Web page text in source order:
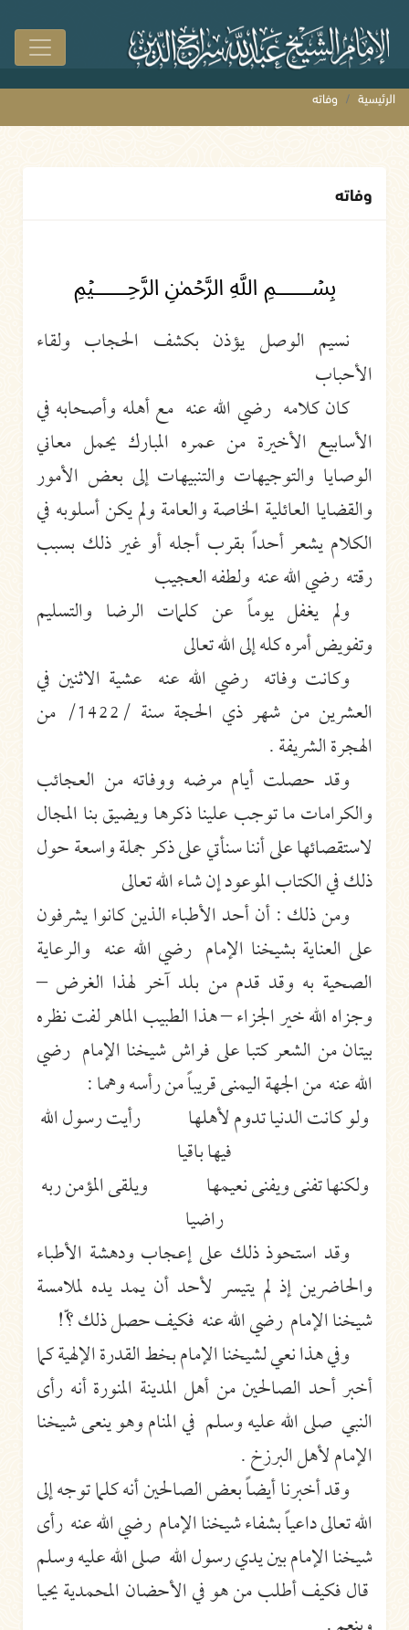
الرئيسية وفاته
وفاته
﷽
نسيم الوصل يؤذن بكشف الحجاب ولقاء
الأحباب
كان كلامه رضي الله عنه مع أهله وأصحابه في
الأسابيع الأخيرة من عمره المبارك يحمل معاني
الوصايا والتوجيهات والتنبيهات إلى بعض الأمور
والقضايا العائلية الخاصة والعامة ولم يكن أسلوبه في
الكلام يشعر أحداً بقرب أجله أو غير ذلك بسبب
رقته رضي الله عنه ولطفه العجيب
ولم يغفل يوماً عن كلمات الرضا والتسليم
وتفويض أمره كله إلى الله تعالى
وكانت وفاته رضي الله عنه عشية الاثنين في
العشرين من شهر ذي الحجة سنة /1422/ من
الهجرة الشريفة .
وقد حصلت أيام مرضه ووفاته من العجائب
والكرامات ما توجب علينا ذكرها ويضيق بنا المجال
لاستقصائها على أننا سنأتي على ذكر جملة واسعة حول
ذلك في الكتاب الموعود إن شاء الله تعالى
ومن ذلك : أن أحد الأطباء الذين كانوا يشرفون
على العناية بشيخنا الإمام رضي الله عنه والرعاية
الصحية به وقد قدم من بلد آخر لهذا الغرض –
وجزاه الله خير الجزاء – هذا الطبيب الماهر لفت نظره
بيتان من الشعر كتبا على فراش شيخنا الإمام رضي
الله عنه من الجهة اليمنى قريباً من رأسه وهما :
ولو كانت الدنيا تدوم لأهلها رأيت رسول الله
فيها باقيا
ولكنها تفنى ويفنى نعيمها ويلقى المؤمن ربه
راضيا
وقد استحوذ ذلك على إعجاب ودهشة الأطباء
والحاضرين إذ لم يتيسر لأحد أن يمد يده لملامسة
شيخنا الإمام رضي الله عنه فكيف حصل ذلك ؟ّ!
وفي هذا نعي لشيخنا الإمام بخط القدرة الإلهية كما
أخبر أحد الصالحين من أهل المدينة المنورة أنه رأى
النبي صلى الله عليه وسلم في المنام وهو ينعى شيخنا
الإمام لأهل البرزخ .
وقد أخبرنا أيضاً بعض الصالحين أنه كلما توجه إلى
الله تعالى داعياً بشفاء شيخنا الإمام رضي الله عنه رأى
شيخنا الإمام بين يدي رسول الله صلى الله عليه وسلم
قال فكيف أطلب من هو في الأحضان المحمدية يحيا